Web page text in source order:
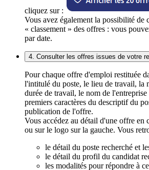
cliquez sur :
Vous avez également la possibilité de
« classement » des offres : vous
par date.
4. Consulter les offres issues de votre
Pour chaque offre d'emploi restituée
l'intitulé du poste, le lieu de travail, la
durée de travail, le nom de
premiers caractères du descriptif du
publication de l'offre.
Vous accédez au détail d'une offre en
ou sur le logo sur la gauche. Vous
le détail du poste recherché et
le détail du profil du candidat
les modalités pour répondre à